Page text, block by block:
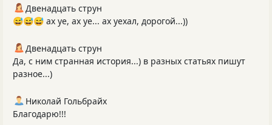
Двенадцать струн
😅😅😅 ах уе, ах уе... ах уехал, дорогой...))
Двенадцать струн
Да, с ним странная история...) в разных статьях пишут
разное...)
Николай Гольбрайх
Благодарю!!!